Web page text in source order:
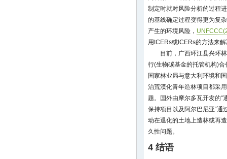
制定时就对风险分析的过程
的基线确定过程变得更为复
产生的环境风险，
用tCERs或lCERs的方法来
目前，广西环江县兴环
行(生物碳基金的托管机构)
国家林业局与意大利环境和
治荒漠化青年造林项目都采
题。国外由摩尔多瓦开发的“
保持项目以及阿尔巴尼亚“通
动在退化的土地上造林或再
久性问题。
4 结语